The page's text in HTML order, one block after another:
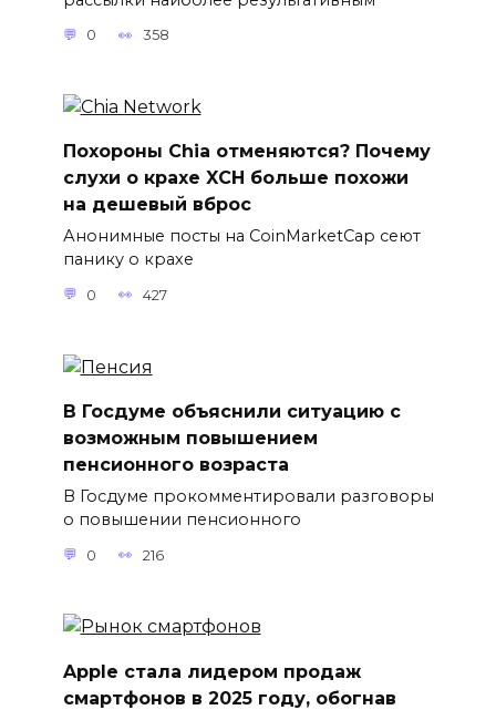
0 358
Похороны Chia отменяются? Почему
слухи о крахе XCH больше похожи
на дешевый вброс
Анонимные посты на CoinMarketCap сеют
панику о крахе
0 427
В Госдуме объяснили ситуацию с
возможным повышением
пенсионного возраста
В Госдуме прокомментировали разговоры
о повышении пенсионного
0 216
Apple стала лидером продаж
смартфонов в 2025 году, обогнав